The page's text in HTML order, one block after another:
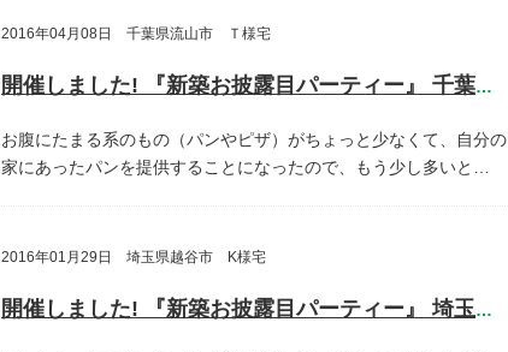
2016年04月08日 千葉県流山市 Ｔ様宅
開催しました! 『新築お披露目パーティー』 千葉県流山市 T様宅
お腹にたまる系のもの（パンやピザ）がちょっと少なくて、自分の
家にあったパンを提供することになったので、もう少し多いと…
2016年01月29日 埼玉県越谷市 K様宅
開催しました! 『新築お披露目パーティー』 埼玉県越谷市 K様宅